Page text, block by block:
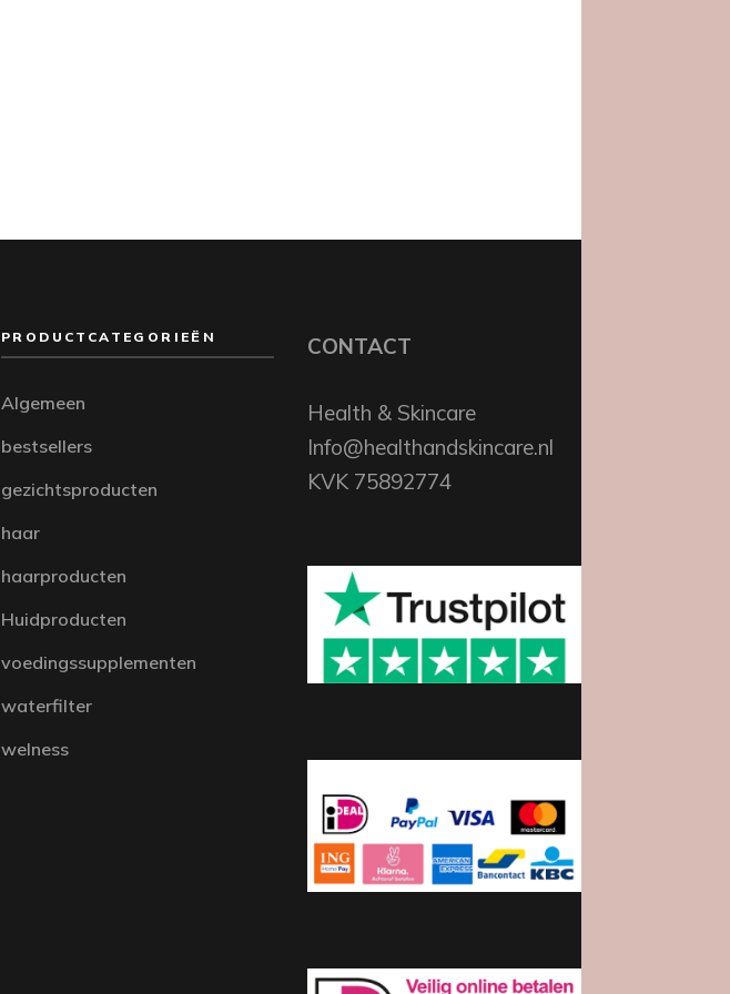
PRODUCTCATEGORIEËN
Algemeen
bestsellers
gezichtsproducten
haar
haarproducten
Huidproducten
voedingssupplementen
waterfilter
welness
CONTACT
Health & Skincare
Info@healthandskincare.nl
KVK 75892774